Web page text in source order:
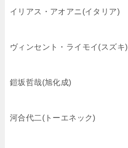
イリアス・アオアニ(イタリア)
ヴィンセント・ライモイ(スズキ)
鎧坂哲哉(旭化成)
河合代二(トーエネック)